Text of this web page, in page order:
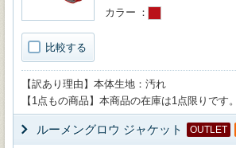
比較する
カラー
【訳あり理由】本体生地：汚れ
【1点もの商品】本商品の在庫は1点限りです。
ルーメングロウ ジャケット OUTLET